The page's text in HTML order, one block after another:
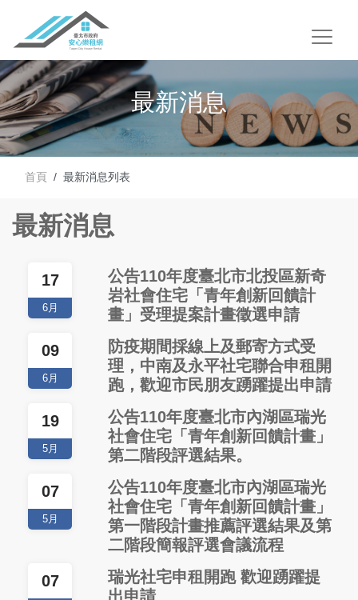
最新消息
首頁 最新消息列表
最新消息
17
6月
公告110年度臺北市北投區新奇
岩社會住宅「青年創新回饋計
畫」受理提案計畫徵選申請
09
6月
防疫期間採線上及郵寄方式受
理，中南及永平社宅聯合申租開
跑，歡迎市民朋友踴躍提出申請
19
5月
公告110年度臺北市內湖區瑞光
社會住宅「青年創新回饋計畫」
第二階段評選結果。
07
5月
公告110年度臺北市內湖區瑞光
社會住宅「青年創新回饋計畫」
第一階段計畫推薦評選結果及第
二階段簡報評選會議流程
07
瑞光社宅申租開跑 歡迎踴躍提
出申請